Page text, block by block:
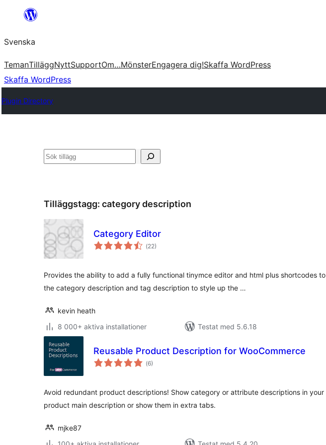
Hoppa
innehåll
Svenska
TemanTilläggNyttSupportOm…MönsterEngagera dig!Skaffa WordPress
Skaffa WordPress
Plugin Directory
Sök
Tilläggstagg: category description
Category Editor
(Totalt
antal
22)
Provides the ability to add a fully functional tinymce editor and html plus shortcodes to
the category description and tag description to style up the …
kevin heath
8 000+ aktiva installationer
Testat med 5.6.18
Reusable Product Description for WooCommerce
(Totalt
antal
6)
Avoid redundant product descriptions! Show category or attribute descriptions in your
product main description or show them in extra tabs.
mjke87